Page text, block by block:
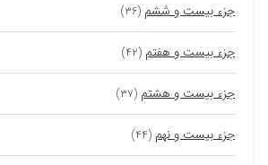
جزء بیست و ششم (۳۶)
جزء بیست و هفتم (۴۲)
جزء بیست و هشتم (۳۷)
جزء بیست و نهم (۴۴)